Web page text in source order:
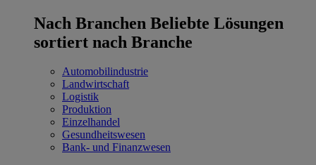
Nach Branchen Beliebte Lösungen
sortiert nach Branche
Automobilindustrie
Landwirtschaft
Logistik
Produktion
Einzelhandel
Gesundheitswesen
Bank- und Finanzwesen